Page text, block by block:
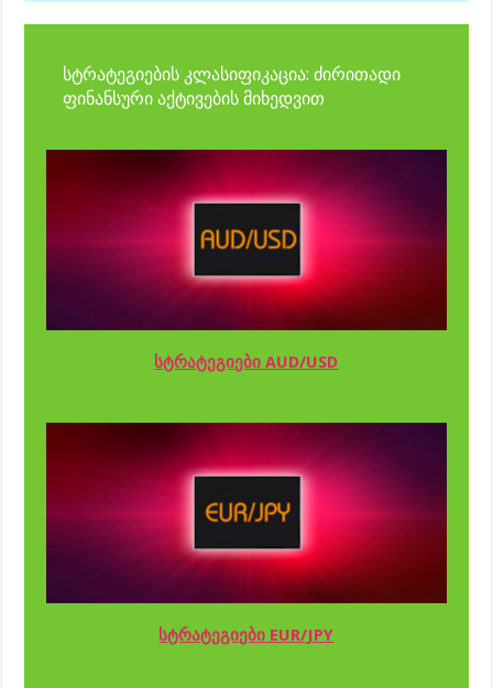
სტრატეგიების კლასიფიკაცია: ძირითადი
ფინანსური აქტივების მიხედვით
სტრატეგიები AUD/USD
სტრატეგიები EUR/JPY